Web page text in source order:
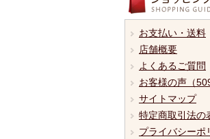
お支払い・送料
店舗概要
よくあるご質問
お客様の声（
サイトマップ
特定商取引法の
プライバシーポ